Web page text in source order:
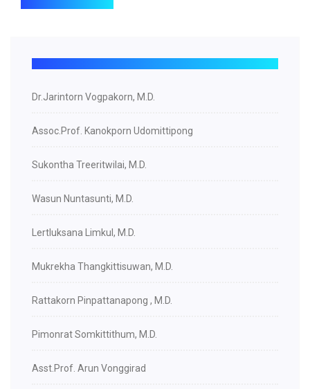
Dr.Jarintorn Vogpakorn, M.D.
Assoc.Prof. Kanokporn Udomittipong
Sukontha Treeritwilai, M.D.
Wasun Nuntasunti, M.D.
Lertluksana Limkul, M.D.
Mukrekha Thangkittisuwan, M.D.
Rattakorn Pinpattanapong , M.D.
Pimonrat Somkittithum, M.D.
Asst.Prof. Arun Vonggirad